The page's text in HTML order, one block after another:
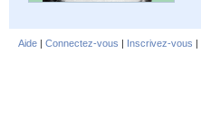
Aide | Connectez-vous | Inscrivez-vous |